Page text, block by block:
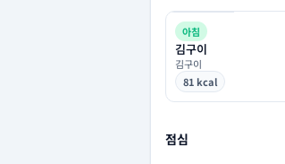
아침
김구이
김구이
81 kcal
점심